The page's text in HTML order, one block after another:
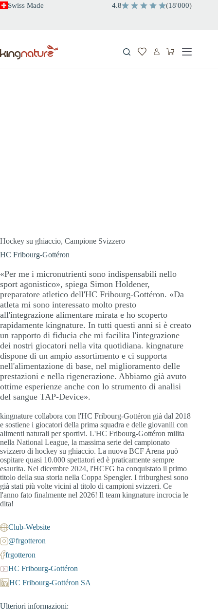
SaltaSwiss Made 4.8 (18'000)
Carrello
Hockey su ghiaccio, Campione Svizzero
HC Fribourg-Gottéron
«Per me i micronutrienti sono indispensabili nello
sport agonistico», spiega Simon Holdener,
preparatore atletico dell'HC Fribourg-Gottéron. «Da
atleta mi sono interessato molto presto
all'integrazione alimentare mirata e ho scoperto
rapidamente kingnature. In tutti questi anni si è creato
un rapporto di fiducia che mi facilita l'integrazione
dei nostri giocatori nella vita quotidiana. kingnature
dispone di un ampio assortimento e ci supporta
nell'alimentazione di base, nel miglioramento delle
prestazioni e nella rigenerazione. Abbiamo già avuto
ottime esperienze anche con lo strumento di analisi
del sangue TAP-Device».
kingnature collabora con l'HC Fribourg-Gottéron già dal 2018
e sostiene i giocatori della prima squadra e delle giovanili con
alimenti naturali per sportivi. L'HC Fribourg-Gottéron milita
nella National League, la massima serie del campionato
svizzero di hockey su ghiaccio. La nuova BCF Arena può
ospitare quasi 10.000 spettatori ed è praticamente sempre
esaurita. Nel dicembre 2024, l'HCFG ha conquistato il primo
titolo della sua storia nella Coppa Spengler. I friburghesi sono
già stati più volte vicini al titolo di campioni svizzeri. Ce
l'anno fato finalmente nel 2026! Il team kingnature incrocia le
dita!
Club-Website
@frgotteron
frgotteron
HC Fribourg-Gottéron
HC Fribourg-Gottéron SA
Ulteriori informazioni: